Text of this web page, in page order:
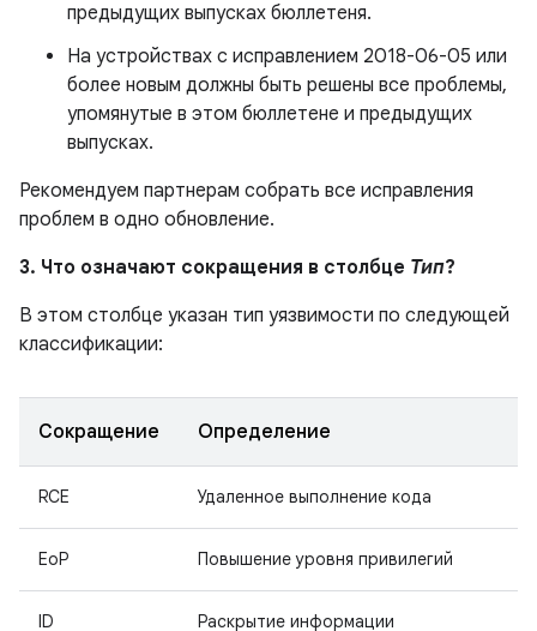
предыдущих выпусках бюллетеня.
На устройствах с исправлением 2018-06-05 или
более новым должны быть решены все проблемы,
упомянутые в этом бюллетене и предыдущих
выпусках.
Рекомендуем партнерам собрать все исправления
проблем в одно обновление.
3. Что означают сокращения в столбце Тип?
В этом столбце указан тип уязвимости по следующей
классификации:
Сокращение Определение
RCE Удаленное выполнение кода
EoP Повышение уровня привилегий
ID Раскрытие информации